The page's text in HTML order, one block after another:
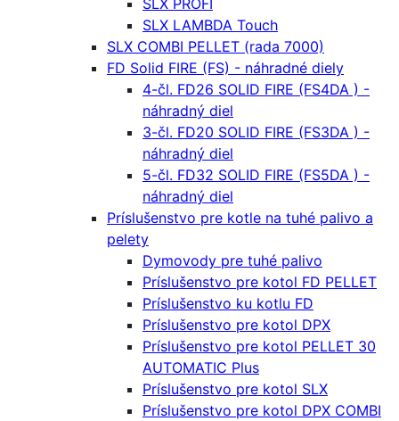
SLX LAMBDA Touch
SLX COMBI PELLET (rada 7000)
FD Solid FIRE (FS) - náhradné diely
4-čl. FD26 SOLID FIRE (FS4DA ) -
náhradný diel
3-čl. FD20 SOLID FIRE (FS3DA ) -
náhradný diel
5-čl. FD32 SOLID FIRE (FS5DA ) -
náhradný diel
Príslušenstvo pre kotle na tuhé palivo a
pelety
Dymovody pre tuhé palivo
Príslušenstvo pre kotol FD PELLET
Príslušenstvo ku kotlu FD
Príslušenstvo pre kotol DPX
Príslušenstvo pre kotol PELLET 30
AUTOMATIC Plus
Príslušenstvo pre kotol SLX
Príslušenstvo pre kotol DPX COMBI